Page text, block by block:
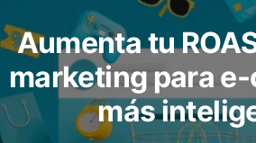
Aumenta tu
marketing para
más